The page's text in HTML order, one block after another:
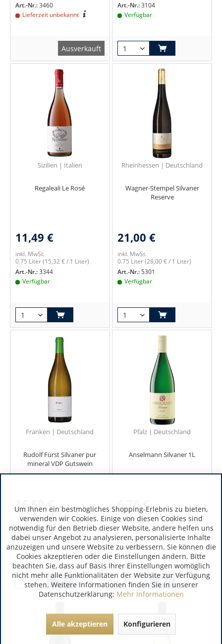
Art.-Nr.:3460
Lieferzeit unbekannt
Ausverkauft
Art.-Nr.:3104
Verfügbar
Sizilien | Italien
Regaleali Le Rosé
11,49 €
inkl. MwSt.
0.75 Liter(15,32 € / 1 Liter)
Art.-Nr.:3344
Verfügbar
Rheinhessen | Deutschland
Wagner-Stempel Silvaner
Reserve
21,00 €
inkl. MwSt.
0.75 Liter(28,00 € / 1 Liter)
Art.-Nr.:5301
Verfügbar
Franken | Deutschland
Rudolf Fürst Silvaner pur
mineral VDP Gutswein
16,50 €
inkl. MwSt.
0.75 Liter(22,00 € / 1 Liter)
Art.-Nr.:5913
Verfügbar
Pfalz | Deutschland
Anselmann Silvaner 1L
6,70 €
inkl. MwSt.
1 Liter
Art.-Nr.:5619
Verfügbar
Um Ihnen ein bestmögliches Shopping-Erlebnis zu bieten,
verwenden wir Cookies. Einige von diesen Cookies sind
notwendig für den Betrieb dieser Website, andere helfen uns
dabei unser Angebot zu analysieren, personalisierte Inhalte
anzuzeigen und unsere Website zu verbessern. Sie können die
Cookies akzeptieren oder die Einstellungen ändern. Bitte
beachten Sie, dass auf Basis Ihrer Einstellungen womöglich
nicht mehr alle Funktionalitäten der Website zur Verfügung
stehen. Weitere Informationen finden Sie in unserer
Datenschutzerklärung: Mehr Informationen
Alle akzeptieren Konfigurieren